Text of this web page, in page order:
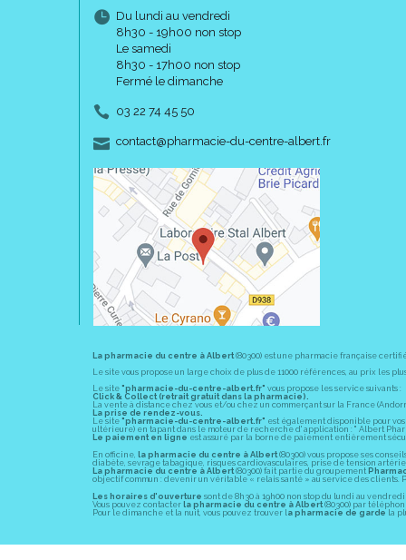
Du lundi au vendredi
8h30 - 19h00 non stop
Le samedi
8h30 - 17h00 non stop
Fermé le dimanche
03 22 74 45 50
contact-
@-
pharmacie-du-centre-albert.fr
La pharmacie du centre à Albert(80300) est une pharmacie française
Le site vous propose un large choix de plus de 11000 références, au prix les
Le site "pharmacie-du-centre-albert.fr" vous propose les service suivants :
Click & Collect (retrait gratuit dans la pharmacie).
La vente à distance chez vous et/ou chez un commerçant sur la France
La prise de rendez-vous.
Le site "pharmacie-du-centre-albert.fr" est également disponible pour vos
ultérieure) en tapant dans le moteur de recherche d' application : " Albert
Le paiement en ligne est assuré par la borne de paiement entièrement
En officine, la pharmacie du centre à Albert(80300) vous propose ses
diabète, sevrage tabagique, risques cardiovasculaires, prise de tension
La pharmacie du centre à Albert(80300) fait partie du groupement
objectif commun : devenir un véritable « relais santé » au service des clients.
Les horaires d'ouverture sont de 8h30 à 19h00 non stop du lundi au
Vous pouvez contacter la pharmacie du centre à Albert(80300) par
Pour le dimanche et la nuit, vous pouvez trouver la pharmacie de garde la